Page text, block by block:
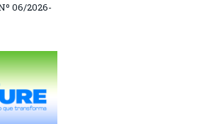
06/2026-